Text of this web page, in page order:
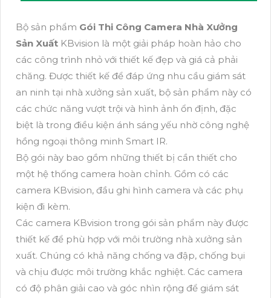
Bộ sản phẩm Gói Thi Công Camera Nhà Xưởng
Sản Xuất KBvision là một giải pháp hoàn hảo cho
các công trình nhỏ với thiết kế đẹp và giá cả phải
chăng. Được thiết kế để đáp ứng nhu cầu giám sát
an ninh tại nhà xưởng sản xuất, bộ sản phẩm này có
các chức năng vượt trội và hình ảnh ổn định, đặc
biệt là trong điều kiện ánh sáng yếu nhờ công nghệ
hồng ngoại thông minh Smart IR.
Bộ gói này bao gồm những thiết bị cần thiết cho
một hệ thống camera hoàn chỉnh. Gồm có các
camera KBvision, đầu ghi hình camera và các phụ
kiện đi kèm.
Các camera KBvision trong gói sản phẩm này được
thiết kế để phù hợp với môi trường nhà xưởng sản
xuất. Chúng có khả năng chống va đập, chống bụi
và chịu được môi trường khắc nghiệt. Các camera
có độ phân giải cao và góc nhìn rộng để giám sát